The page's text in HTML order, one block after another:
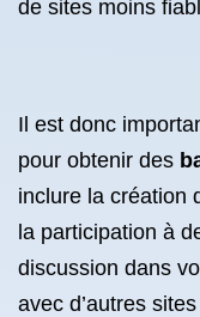
de sites moins
Il est donc
pour obtenir des
inclure la création
la participation à
discussion dans
avec d’autres